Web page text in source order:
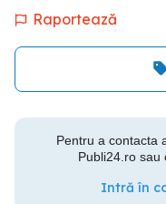
Raportează
Pentru a contacta
Publi24.ro sau
Intră în